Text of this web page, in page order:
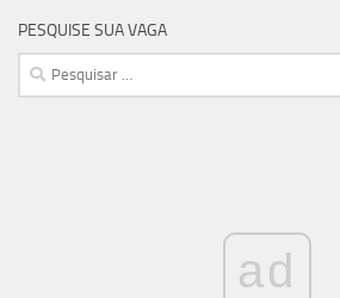
PESQUISE SUA VAGA
Pesquisar
por:
ad